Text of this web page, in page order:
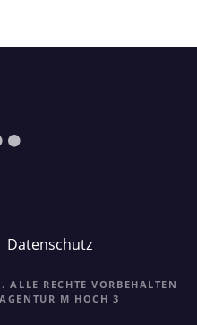
Datenschutz
RECHTE VORBEHALTEN
AGENTUR M HOCH 3